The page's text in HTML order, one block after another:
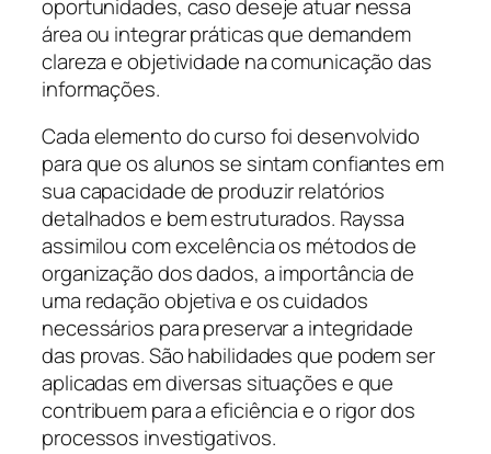
oportunidades, caso deseje atuar nessa
área ou integrar práticas que demandem
clareza e objetividade na comunicação das
informações.
Cada elemento do curso foi desenvolvido
para que os alunos se sintam confiantes em
sua capacidade de produzir relatórios
detalhados e bem estruturados. Rayssa
assimilou com excelência os métodos de
organização dos dados, a importância de
uma redação objetiva e os cuidados
necessários para preservar a integridade
das provas. São habilidades que podem ser
aplicadas em diversas situações e que
contribuem para a eficiência e o rigor dos
processos investigativos.